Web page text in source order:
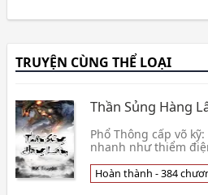
TRUYỆN CÙNG THỂ LOẠI
Thần Sủng Hàng
Phổ Thông cấp võ kỹ:
nhanh như thiểm
phòng bị ————
Nham Ngô Công,
Hoàn thành - 384